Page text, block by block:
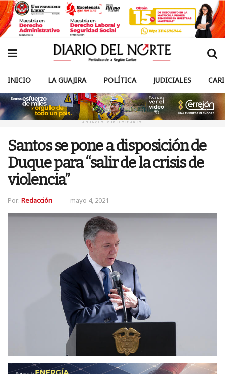
INICIO LA GUAJIRA POLÍTICA JUDICIALES
ANUNCIO PUBLICITARIO
Santos se pone a disposición de
Duque para “salir de la crisis de
violencia”
Por: Redacción mayo 4, 2021